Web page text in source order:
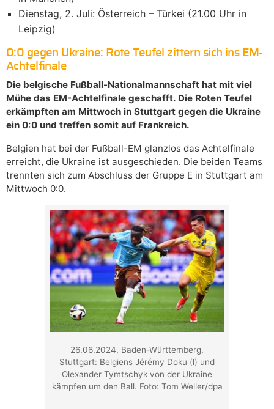
Dienstag, 2. Juli: Österreich – Türkei (21.00 Uhr in
Leipzig)
0:0 gegen Ukraine: Rote Teufel zittern sich ins EM-
Achtelfinale
Die belgische Fußball-Nationalmannschaft hat mit viel
Mühe das EM-Achtelfinale geschafft. Die Roten Teufel
erkämpften am Mittwoch in Stuttgart gegen die Ukraine
ein 0:0 und treffen somit auf Frankreich.
Belgien hat bei der Fußball-EM glanzlos das Achtelfinale
erreicht, die Ukraine ist ausgeschieden. Die beiden Teams
trennten sich zum Abschluss der Gruppe E in Stuttgart am
Mittwoch 0:0.
26.06.2024, Baden-Württemberg,
Stuttgart: Belgiens Jérémy Doku (l) und
Olexander Tymtschyk von der Ukraine
kämpfen um den Ball. Foto: Tom Weller/dpa